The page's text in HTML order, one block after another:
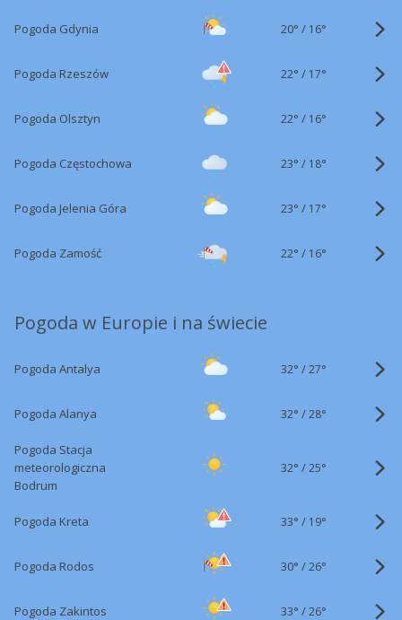
Pogoda Gdynia 20° / 16°
Pogoda Rzeszów 22° / 17°
Pogoda Olsztyn 22° / 16°
Pogoda Częstochowa 23° / 18°
Pogoda Jelenia Góra 23° / 17°
Pogoda Zamość 22° / 16°
Pogoda w Europie i na świecie
Pogoda Antalya 32° /27°
Pogoda Alanya 32° /28°
Pogoda Stacja
meteorologiczna
Bodrum
32° /25°
Pogoda Kreta 33° / 19°
Pogoda Rodos 30° /26°
Pogoda Zakintos 33° /26°